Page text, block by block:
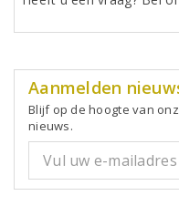
Aanmelden
Blijf op de hoogte van
nieuws.